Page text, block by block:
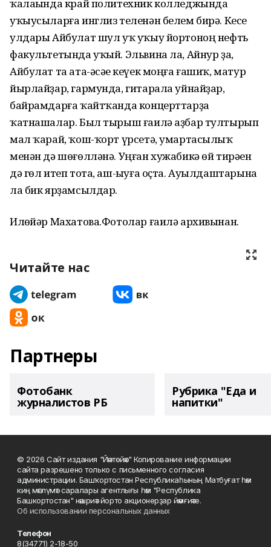
ҡалаһында край политехник колледжында
уҡыусыларға инглиз теленән белем бирә. Кесе
улдары Айбулат шул уҡ уҡыу йортоноң нефть
факультетында уҡый. Эльвина ла, Айнур ҙа,
Айбулат та ата-әсәһе кеүек моңға ғашиҡ, матур
йырлайҙар, гармунда, гитарала уйнайҙар,
байрамдарға ҡайтҡанда концерттарҙа
ҡатнашалар. Был тырыш ғаилә аҙбар тултырып
мал ҡарай, ҡош-ҡорт үрсетә, умартасылыҡ
менән дә шөғөлләнә. Уңған хужабикә өй тирәһен
дә гөл итеп тота, аш-һыуға оҫта. Ауылдаштарына
ла бик ярҙамсылдар.
Илһөйәр Махатова.Фотолар ғаилә архивынан.
Читайте нас
Партнеры
Фотобанк
журналистов РБ
Рубрика "Еда и
напитки"
© 2026 Сайт издания "Йәнтөйәк" Копирование информации
сайта разрешено только с письменного согласия
администрации. Башҡортостан Республикаһының Матбуғат һәм
киң мәғлүмәт саралары агентлығы һәм "Республика
Башкортостан" нәшриәт йорто акционерҙар йәмғиәте.
Об использовании персональных данных
Телефон
8(34771) 2-18-50